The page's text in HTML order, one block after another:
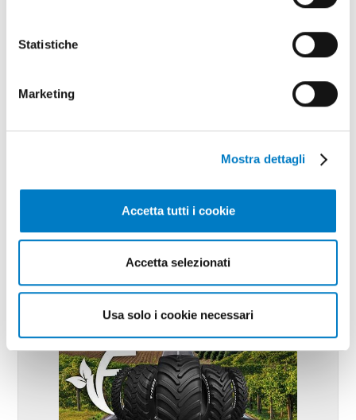
Statistiche
Marketing
Mostra dettagli
Accetta tutti i cookie
Accetta selezionati
Usa solo i cookie necessari
Le agricolture del Sud-est asiatico tra